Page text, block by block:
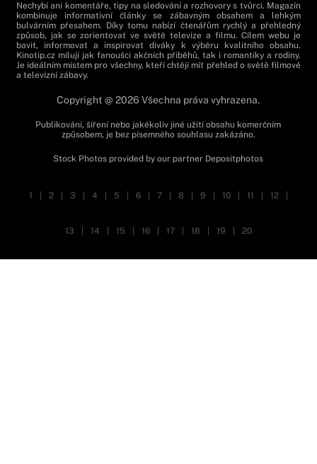
Nechybí ani komentáře, tipy na sledování a rozhovory s tvůrci. Magazín
kombinuje informativní články se zábavným obsahem a lehkým
bulvárním přesahem. Díky tomu nabízí čtenářům rychlý a přehledný
způsob, jak se zorientovat ve světě televize a filmu. Cílem webu je
bavit, informovat a inspirovat diváky k výběru kvalitního obsahu.
Kinotip.cz milují jak fanoušci akčních příběhů, tak i romantiky a rodiny.
Je ideálním místem pro všechny, kteří chtějí mít přehled o světě filmové
a televizní zábavy.
Copyright @ 2026 Všechna práva vyhrazena.
Publikování, šíření nebo jakékoliv jiné užití obsahu komerčním
způsobem, je bez písemného souhlasu zakázáno.
Stock Photos provided by our partner Depositphotos
1 2 3 4 5 6 7 8 9 10 11 12
13 14 15 16 17 18 19 20